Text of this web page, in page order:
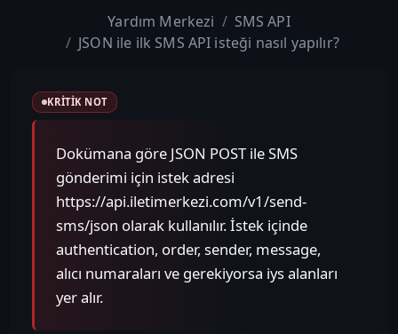
Yardım Merkezi
SMS API
JSON ile ilk SMS API isteği nasıl yapılır?
KRITIK NOT
Dokümana göre JSON POST ile SMS
gönderimi için istek adresi
https://api.iletimerkezi.com/v1/send-
sms/json olarak kullanılır. İstek içinde
authentication, order, sender, message,
alıcı numaraları ve gerekiyorsa iys alanları
yer alır.